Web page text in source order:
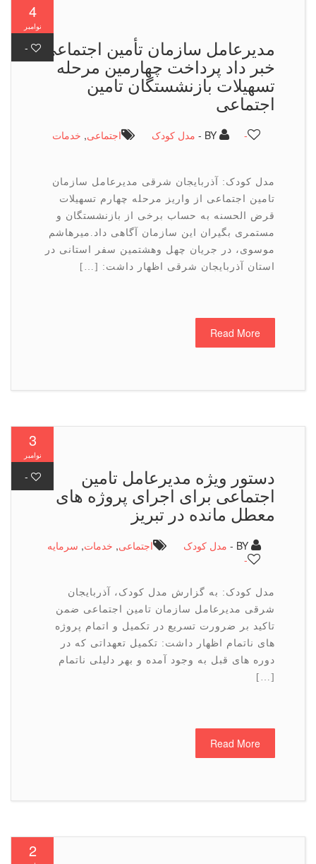
-
مدیرعامل سازمان تأمین اجتماعی
خبر داد پرداخت چهارمین مرحله
تسهیلات بازنشستگان تامین
اجتماعی
BY - مدل کودک اجتماعی,خدمات
مدل کودک: آذربایجان شرقی مدیرعامل سازمان
تامین اجتماعی از واریز مرحله چهارم تسهیلات
قرض الحسنه به حساب برخی از بازنشستگان و
مستمری بگیران این سازمان آگاهی داد.میرهاشم
موسوی، در جریان چهل وهشتمین سفر استانی در
استان آذربایجان شرقی اظهار داشت: […]
Read More
دستور ویژه مدیرعامل تامین
اجتماعی برای اجرای پروژه های
معطل مانده در تبریز
مدل کودک اجتماعی,خدمات, سرمایه
مدل کودک: به گزارش مدل کودک، آذربایجان
شرقی مدیرعامل سازمان تامین اجتماعی ضمن
تاکید بر ضرورت تسریع در تکمیل و اتمام پروژه
های ناتمام اظهار داشت: تکمیل تعهداتی که در
دوره های قبل به وجود آمده و بهر دلیلی ناتمام
Read More